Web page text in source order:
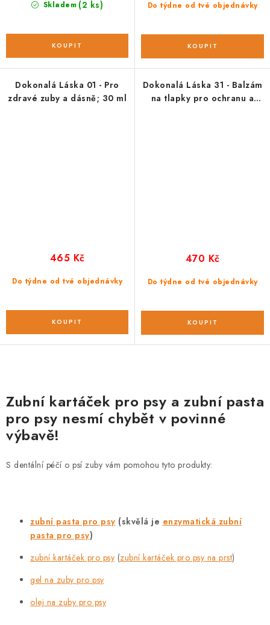
Skladem (2 ks) Do týdne od tvé objednávky
Dokonalá Láska 01 - Pro
zdravé zuby a dásně; 30 ml
Do týdne od tvé objednávky
465 Kč
Dokonalá Láska 31 - Balzám
na tlapky pro ochranu a
Do týdne od tvé objednávky
470 Kč
v
l
á
d
a
Zubní kartáček pro psy a zubní pasta
pro psy nesmí chybět v povinné
výbavě!
S dentální péčí o psí zuby vám pomohou tyto produkty:
zubní pasta pro psy (skvělá je enzymatická zubní
pasta pro psy)
zubní kartáček pro psy (zubní kartáček pro psy na prst)
gel na zuby pro psy
olej na zuby pro psy